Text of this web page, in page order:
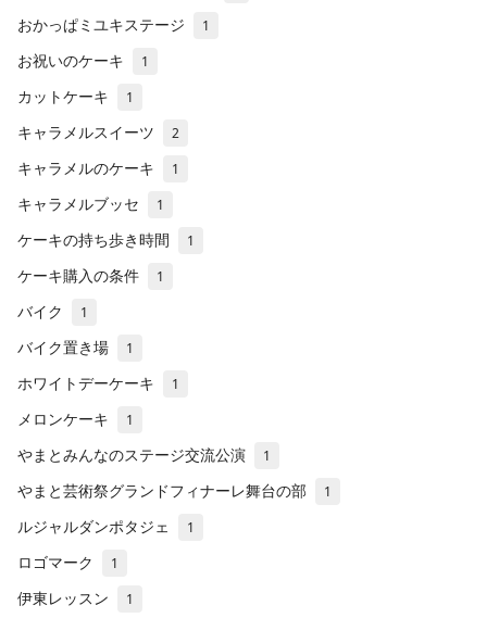
おかっぱミユキステージ 1
お祝いのケーキ 1
カットケーキ 1
キャラメルスイーツ 2
キャラメルのケーキ 1
キャラメルブッセ 1
ケーキの持ち歩き時間 1
ケーキ購入の条件 1
バイク 1
バイク置き場 1
ホワイトデーケーキ 1
メロンケーキ 1
やまとみんなのステージ交流公演 1
やまと芸術祭グランドフィナーレ舞台の部 1
ルジャルダンポタジェ 1
ロゴマーク 1
伊東レッスン 1